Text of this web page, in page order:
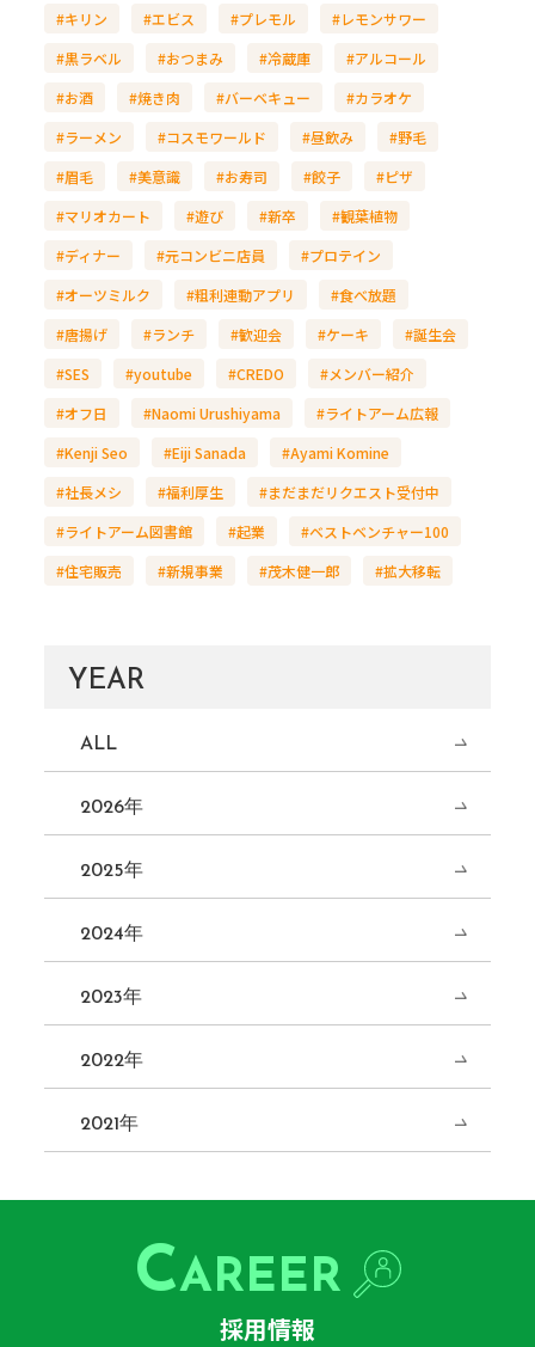
#キリン
#エビス #プレモル
#レモンサワー
#黒ラベル
#おつまみ #冷蔵庫
#アルコール
#お酒
#焼き肉 #バーベキュー
#カラオケ
#ラーメン
#コスモワールド #昼飲み
#野毛
#眉毛
#美意識 #お寿司 #餃子
#ピザ
#マリオカート
#遊び #新卒
#観葉植物
#ディナー
#元コンビニ店員
#プロテイン
#オーツミルク
#粗利連動アプリ
#食べ放題
#唐揚げ
#ランチ #歓迎会 #ケーキ
#誕生会
#SES
#youtube #CREDO
#メンバー紹介
#オフ日
#Naomi Urushiyama
#ライトアーム広報
#Kenji Seo
#Eiji Sanada
#Ayami Komine
#社長メシ
#福利厚生
#まだまだリクエスト受付中
#ライトアーム図書館
#起業
#ベストベンチャー100
#住宅販売
#新規事業 #茂木健一郎 #拡大移転
YEAR
ALL
2026年
2025年
2024年
2023年
2022年
2021年
CAREER
採用情報